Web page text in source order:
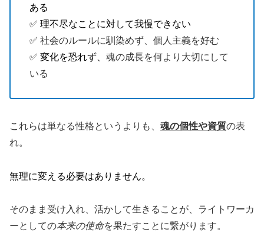
ある
✅️ 理不尽なことに対して我慢できない
✅️ 社会のルールに馴染めず、個人主義を好む
✅️ 変化を恐れず、 魂の成長を何より大切にして
いる
これらは単なる性格というよりも、 魂の個性や資質の表
れ。
無理に変える必要はありません。
そのまま受け入れ、活かして生きることが、ライトワーカ
ーとしての本来の使命を果たすことに繋がります。